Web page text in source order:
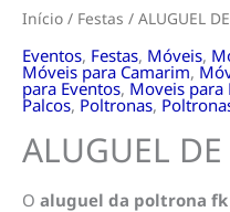
Início / Festas / ALUGUEL
Eventos, Festas, Móveis,
Móveis para Camarim,
para Eventos, Moveis para
Palcos, Poltronas,
ALUGUEL
O aluguel da poltrona fk